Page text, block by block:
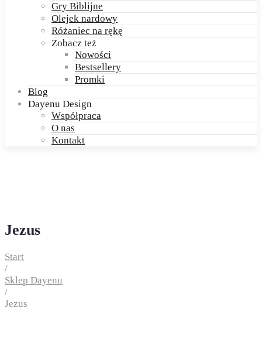
Gry Biblijne
Olejek nardowy
Różaniec na rękę
Zobacz też
Nowości
Bestsellery
Promki
Blog
Dayenu Design
Współpraca
O nas
Kontakt
Jezus
Start
/
Sklep Dayenu
/
Jezus